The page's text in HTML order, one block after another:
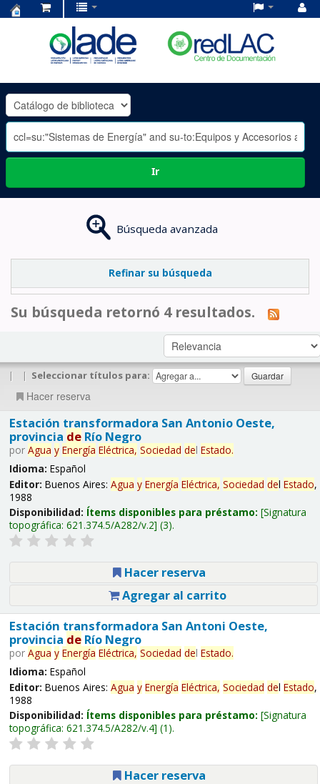
OLADE
-
Ir
Búsqueda avanzada
Refinar su búsqueda
Su búsqueda retornó 4 resultados.
| | Seleccionar títulos para:
Hacer reserva
Estación transformadora San Antonio Oeste,
provincia deRío Negro
por Agua y Energía Eléctrica, Sociedad del Estado.
Idioma: Español
Editor: Buenos Aires: Agua y Energía Eléctrica, Sociedad del Estado,
1988
Disponibilidad: Ítems disponibles para préstamo: Signatura
topográfica: 621.374.5/A282/v.2 (3).
Hacer reserva
Agregar al carrito
Estación transformadora San Antoni Oeste,
provincia deRío Negro
por Agua y Energía Eléctrica, Sociedad del Estado.
Idioma: Español
Editor: Buenos Aires: Agua y Energía Eléctrica, Sociedad del Estado,
1988
Disponibilidad: Ítems disponibles para préstamo: Signatura
topográfica: 621.374.5/A282/v.4 (1).
Hacer reserva